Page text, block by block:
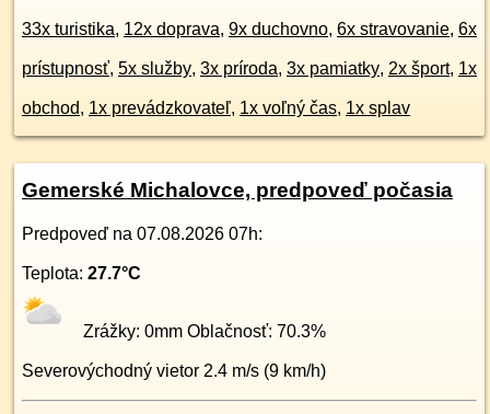
33x turistika, 12x doprava, 9x duchovno, 6x stravovanie, 6x
prístupnosť, 5x služby, 3x príroda, 3x pamiatky, 2x šport, 1x
obchod, 1x prevádzkovateľ, 1x voľný čas, 1x splav
Gemerské Michalovce, predpoveď počasia
Predpoveď na 07.08.2026 07h:
Teplota: 27.7°C
Zrážky: 0mm Oblačnosť: 70.3%
Severovýchodný vietor 2.4 m/s (9 km/h)